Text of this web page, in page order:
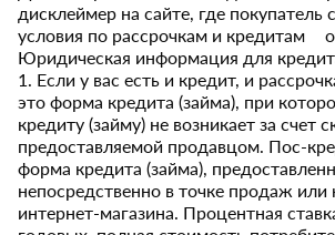
дисклеймер на сайте, где покупатель
условия по рассрочкам и кредитам
Юридическая информация для
1. Если у вас есть и кредит, и
это форма кредита (займа), при
кредиту (займу) не возникает за счет
предоставляемой продавцом. Пос-
форма кредита (займа),
непосредственно в точке продаж или
интернет-магазина. Процентная